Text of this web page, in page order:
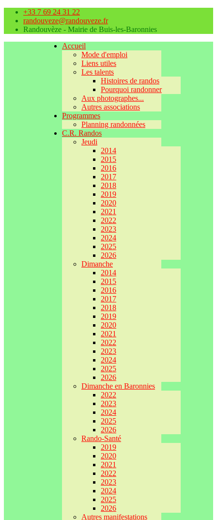
+33 7 69 24 31 22
randouveze@randouveze.fr
Randouvèze - Mairie de Buis-les-Baronnies
Accueil
Mode d'emploi
Liens utiles
Les talents
Histoires de randos
Pourquoi randonner
Aux photographes...
Autres associations
Programmes
Planning randonnées
C.R. Randos
Jeudi
2014
2015
2016
2017
2018
2019
2020
2021
2022
2023
2024
2025
2026
Dimanche
2014
2015
2016
2017
2018
2019
2020
2021
2022
2023
2024
2025
2026
Dimanche en Baronnies
2022
2023
2024
2025
2026
Rando-Santé
2019
2020
2021
2022
2023
2024
2025
2026
Autres manifestations